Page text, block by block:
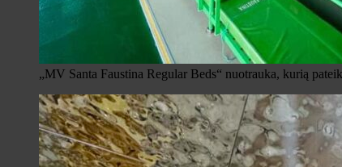
„MV Santa Faustina Regular Beds“ nuotrauka, kurią